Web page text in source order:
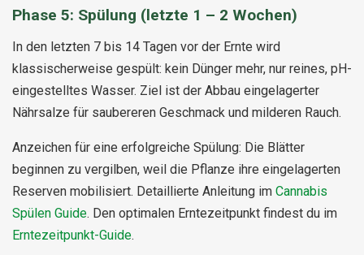
Phase 5: Spülung (letzte 1 – 2 Wochen)
In den letzten 7 bis 14 Tagen vor der Ernte wird
klassischerweise gespült: kein Dünger mehr, nur reines, pH-
eingestelltes Wasser. Ziel ist der Abbau eingelagerter
Nährsalze für saubereren Geschmack und milderen Rauch.
Anzeichen für eine erfolgreiche Spülung: Die Blätter
beginnen zu vergilben, weil die Pflanze ihre eingelagerten
Reserven mobilisiert. Detaillierte Anleitung im Cannabis
Spülen Guide. Den optimalen Erntezeitpunkt findest du im
Erntezeitpunkt-Guide.